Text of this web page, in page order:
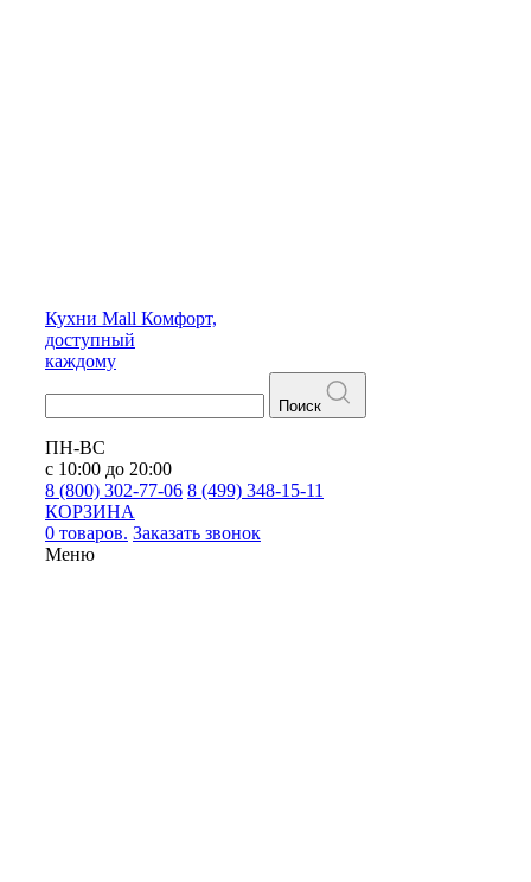
Кухни Mall Комфорт,
доступный
каждому
Поиск
ПН-ВС
с 10:00 до 20:00
8 (800) 302-77-06 8 (499) 348-15-11
КОРЗИНА
0 товаров. Заказать звонок
Меню